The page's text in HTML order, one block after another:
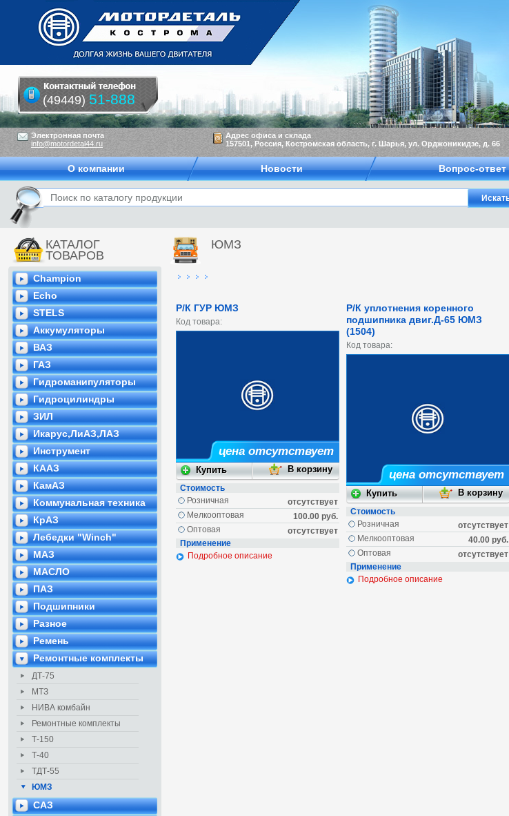
КАТАЛОГ
ТОВАРОВ
Champion
Echo
STELS
Аккумуляторы
ВАЗ
ГАЗ
Гидроманипуляторы
Гидроцилиндры
ЗИЛ
Икарус,ЛиАЗ,ЛАЗ
Инструмент
КААЗ
КамАЗ
Коммунальная техника
КрАЗ
Лебедки "Winch"
МАЗ
МАСЛО
ПАЗ
Подшипники
Разное
Ремень
Ремонтные комплекты
ДТ-75
МТЗ
НИВА комбайн
Ремонтные комплекты
Т-150
Т-40
ТДТ-55
ЮМЗ
САЗ
ЮМЗ
Р/К ГУР ЮМЗ
Код товара:
цена отсутствует
Стоимость
отсутствует
Розничная
100.00 руб.
Мелкооптовая
отсутствует
Оптовая
Применение
Подробное описание
Р/К уплотнения коренного
подшипника двиг.Д-65 ЮМЗ
(1504)
Код товара:
цена отсутствует
Стоимость
отсутствует
Розничная
40.00 руб.
Мелкооптовая
отсутствует
Оптовая
Применение
Подробное описание
Электронная почта
info@motordetal44.ru
Адрес офиса и склада
157501, Россия, Костромская область, г. Шарья, ул. Орджоникидзе, д. 66
(49449) 51-888
О компании Новости Вопрос-ответ